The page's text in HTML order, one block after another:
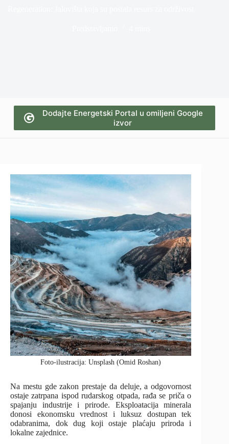
Dodajte Energetski Portal u omiljeni Google
izvor
Foto-ilustracija: Unsplash (Omid Roshan)
Na mestu gde zakon prestaje da deluje, a odgovornost
ostaje zatrpana ispod rudarskog otpada, rađa se priča o
spajanju industrije i prirode. Eksploatacija minerala
donosi ekonomsku vrednost i luksuz dostupan tek
odabranima, dok dug koji ostaje plaćaju priroda i
lokalne zajednice.